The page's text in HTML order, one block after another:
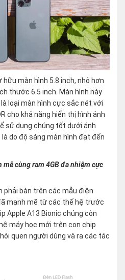
màn hình 5.8 inch, nhỏ hơn
thước 6.5 inch. Màn hình này
loại màn hình cực sắc nét với
cho khả năng hiển thị hình ảnh
sử dụng chúng tốt dưới ánh
do độ sáng màn hình đạt đến
cùng ram 4GB đa nhiệm cực
phải bàn trên các mẫu điện
mạnh mẽ từ các thế hệ trước
Apple A13 Bionic chúng còn
máy học mới trên con chip
quen người dùng và ra các tác